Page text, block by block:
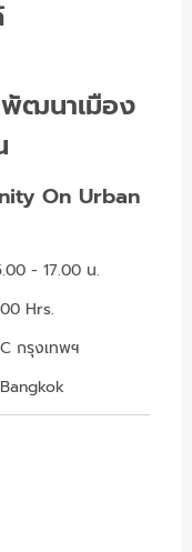
ฒนาเมือง
On Urban
- 17.00 น.
Hrs.
กรุงเทพฯ